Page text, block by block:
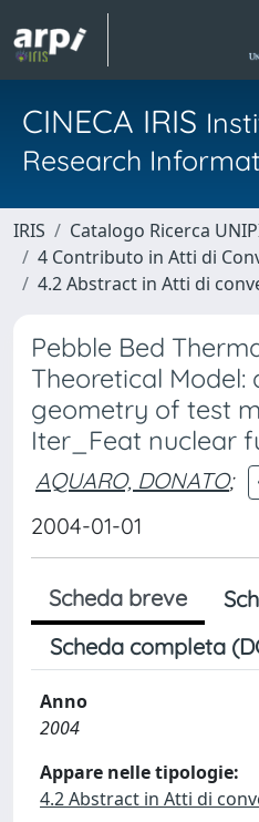
CINECA IRIS
Research
IRIS
Catalogo Ricerca
4 Contributo in Atti di
4.2 Abstract in Atti di
Pebble Bed
Theoretical
geometry of test
Iter_Feat nuclear
AQUARO, DONATO;
2004-01-01
Scheda breve
Scheda completa
Anno
2004
Appare nelle tipologie:
4.2 Abstract in Atti di